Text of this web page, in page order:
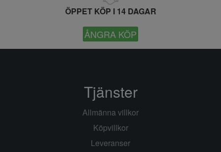
ÖPPET KÖP I 14 DAGAR
ÅNGRA KÖP
Tjänster
Allmänna villkor
Köpvillkor
Leveranser